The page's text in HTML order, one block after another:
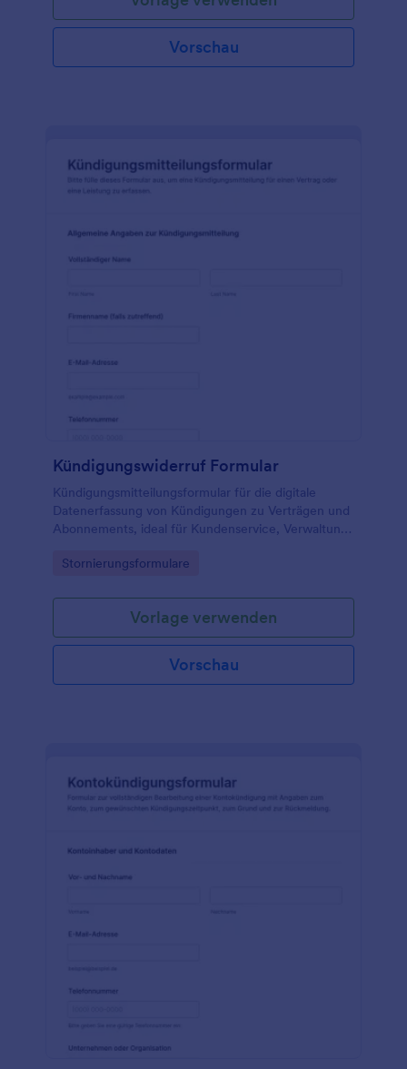
Vorschau
Kündigungswiderruf Formular
Kündigungsmitteilungsformular für die digitale
Datenerfassung von Kündigungen zu Verträgen und
Abonnements, ideal für Kundenservice, Verwaltung
und organisieren möchten.
Go to Category:
Stornierungsformulare
Vorlage verwenden
Vorschau